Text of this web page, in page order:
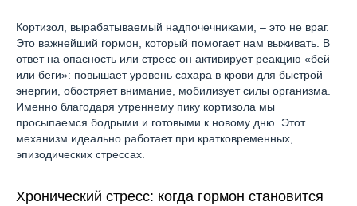
Кортизол, вырабатываемый надпочечниками, – это не враг.
Это важнейший гормон, который помогает нам выживать. В
ответ на опасность или стресс он активирует реакцию «бей
или беги»: повышает уровень сахара в крови для быстрой
энергии, обостряет внимание, мобилизует силы организма.
Именно благодаря утреннему пику кортизола мы
просыпаемся бодрыми и готовыми к новому дню. Этот
механизм идеально работает при кратковременных,
эпизодических стрессах.
Хронический стресс: когда гормон становится